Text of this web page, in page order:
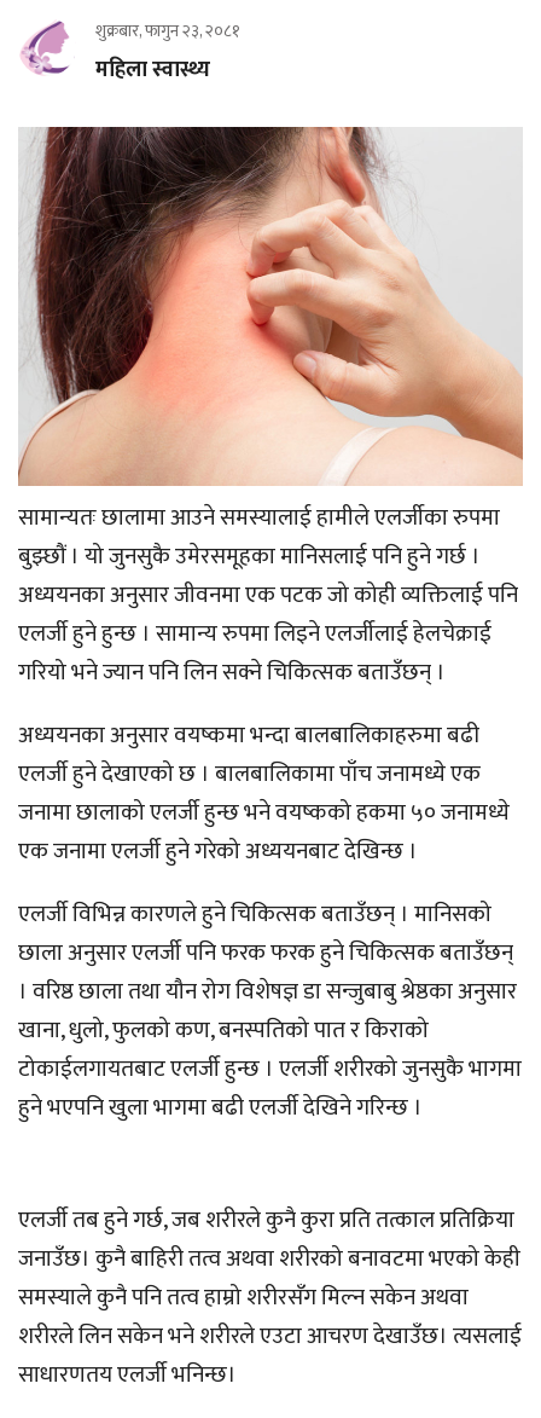
शुक्रबार, फागुन २३, २०८१
महिला स्वास्थ्य
सामान्यतः छालामा आउने समस्यालाई हामीले एलर्जीका रुपमा
बुझ्छौं । यो जुनसुकै उमेरसमूहका मानिसलाई पनि हुने गर्छ ।
अध्ययनका अनुसार जीवनमा एक पटक जो कोही व्यक्तिलाई पनि
एलर्जी हुने हुन्छ । सामान्य रुपमा लिइने एलर्जीलाई हेलचेक्राई
गरियो भने ज्यान पनि लिन सक्ने चिकित्सक बताउँछन् ।
अध्ययनका अनुसार वयष्कमा भन्दा बालबालिकाहरुमा बढी
एलर्जी हुने देखाएको छ । बालबालिकामा पाँच जनामध्ये एक
जनामा छालाको एलर्जी हुन्छ भने वयष्कको हकमा ५० जनामध्ये
एक जनामा एलर्जी हुने गरेको अध्ययनबाट देखिन्छ ।
एलर्जी विभिन्न कारणले हुने चिकित्सक बताउँछन् । मानिसको
छाला अनुसार एलर्जी पनि फरक फरक हुने चिकित्सक बताउँछन्
। वरिष्ठ छाला तथा यौन रोग विशेषज्ञ डा सन्जुबाबु श्रेष्ठका अनुसार
खाना, धुलो, फुलको कण, बनस्पतिको पात र किराको
टोकाईलगायतबाट एलर्जी हुन्छ । एलर्जी शरीरको जुनसुकै भागमा
हुने भएपनि खुला भागमा बढी एलर्जी देखिने गरिन्छ ।
एलर्जी तब हुने गर्छ, जब शरीरले कुनै कुरा प्रति तत्काल प्रतिक्रिया
जनाउँछ। कुनै बाहिरी तत्व अथवा शरीरको बनावटमा भएको केही
समस्याले कुनै पनि तत्व हाम्रो शरीरसँग मिल्न सकेन अथवा
शरीरले लिन सकेन भने शरीरले एउटा आचरण देखाउँछ। त्यसलाई
साधारणतय एलर्जी भनिन्छ।